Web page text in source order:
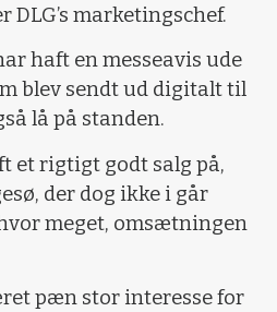
DLG’s marketingschef.
haft en messeavis ude
blev sendt ud digitalt til
lå på standen.
et rigtigt godt salg på,
der dog ikke i går
meget, omsætningen
pæn stor interesse for